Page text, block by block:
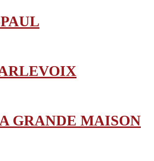
GRANDE MAISON